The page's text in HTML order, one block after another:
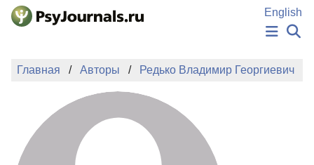
Перейти к основному содержанию
English
НОВОСТИ
АВТОРЫ
ПОДАТЬ РУКОПИСЬ
БАЗА ЗНАНИЙ
КЛЮЧЕВЫЕ СЛОВА
Регистрация
Главная Авторы Редько Владимир Георгиевич